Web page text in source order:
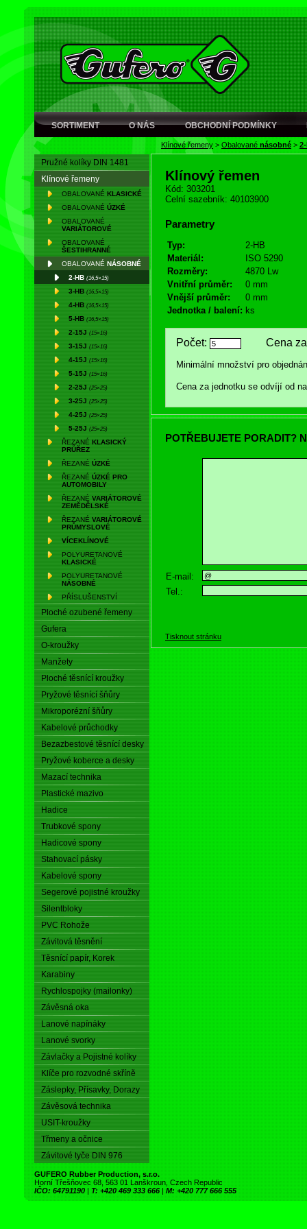
SORTIMENT O NÁS OBCHODNÍ PODMÍNKY
Klínové řemeny > Obalované násobné >
Pružné kolíky DIN 1481
Klínové řemeny
OBALOVANÉ KLASICKÉ
OBALOVANÉ ÚZKÉ
OBALOVANÉ
VARIÁTOROVÉ
OBALOVANÉ
ŠESTIHRANNÉ
OBALOVANÉ NÁSOBNÉ
2-HB (16,5×15)
3-HB (16,5×15)
4-HB (16,5×15)
5-HB (16,5×15)
2-15J (15×16)
3-15J (15×16)
4-15J (15×16)
5-15J (15×16)
2-25J (25×25)
3-25J (25×25)
4-25J (25×25)
5-25J (25×25)
ŘEZANÉ KLASICKÝ
PRŮŘEZ
ŘEZANÉ ÚZKÉ
ŘEZANÉ ÚZKÉ PRO
AUTOMOBILY
ŘEZANÉ VARIÁTOROVÉ
ZEMĚDĚLSKÉ
ŘEZANÉ VARIÁTOROVÉ
PRŮMYSLOVÉ
VÍCEKLÍNOVÉ
POLYURETANOVÉ
KLASICKÉ
POLYURETANOVÉ
NÁSOBNÉ
PŘÍSLUŠENSTVÍ
Ploché ozubené řemeny
Gufera
O-kroužky
Manžety
Ploché těsnící kroužky
Pryžové těsnící šňůry
Mikroporézní šňůry
Kabelové průchodky
Bezazbestové těsnící desky
Pryžové koberce a desky
Mazací technika
Plastické mazivo
Hadice
Trubkové spony
Hadicové spony
Stahovací pásky
Kabelové spony
Segerové pojistné kroužky
Silentbloky
PVC Rohože
Závitová těsnění
Těsnící papír, Korek
Karabiny
Rychlospojky (mailonky)
Závěsná oka
Lanové napínáky
Lanové svorky
Závlačky a Pojistné kolíky
Klíče pro rozvodné skříně
Záslepky, Přísavky, Dorazy
Závěsová technika
USIT-kroužky
Třmeny a očnice
Závitové tyče DIN 976
Klínový řemen
Kód: 303201
Celní sazebník: 40103900
Parametry
Typ:
2-HB
Materiál:
ISO 5290
Rozměry:
4870 Lw
Vnitřní průměr:
0 mm
Vnější průměr:
0 mm
Jednotka / balení: ks
Počet: Cena za
Minimální množství pro
Cena za jednotku se odvíjí od
POTŘEBUJETE PORADIT?
E-mail:
Tel.:
Tisknout stránku
GUFERO Rubber Production, s.r.o.
Horní Třešňovec 68, 563 01 Lanškroun, Czech Republic
IČO: 64791190 | T: +420 469 333 666 | M: +420 777 666 555